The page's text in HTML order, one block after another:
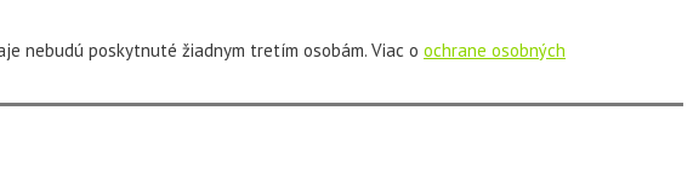
nebudú poskytnuté žiadnym tretím osobám. Viac o ochrane osobných